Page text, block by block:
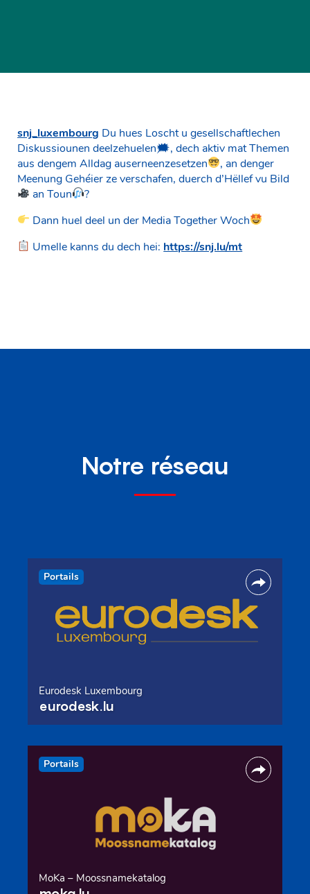
snj_luxembourg Du hues Loscht u gesellschaftlechen
Diskussiounen deelzehuelen🗯, dech aktiv mat Themen
aus dengem Alldag auserneenzesetzen
, an denger
Meenung Gehéier ze verschafen, duerch d’Hëllef vu Bild
an Toun
?
Dann huel deel un der Media Together Woch
Umelle kanns du dech hei: https://snj.lu/mt
Notre réseau
Portails
Eurodesk Luxembourg
eurodesk.lu
Portails
MoKa – Moossnamekatalog